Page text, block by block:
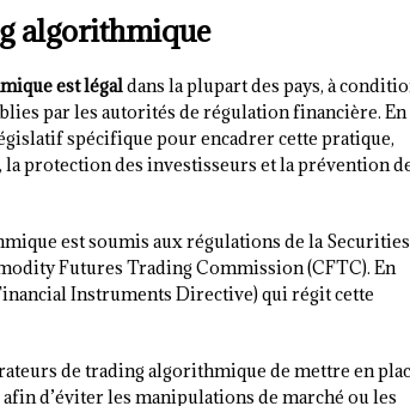
algorithmique
est légaldans la plupart des pays, à
par les autorités de régulation financière. En
spécifique pour encadrer cette pratique,
protection des investisseurs et la prévention
est soumis aux régulations de la Securities
Futures Trading Commission (CFTC). En
Instruments Directive) qui régit cette
de trading algorithmique de mettre en
d’éviter les manipulations de marché ou les